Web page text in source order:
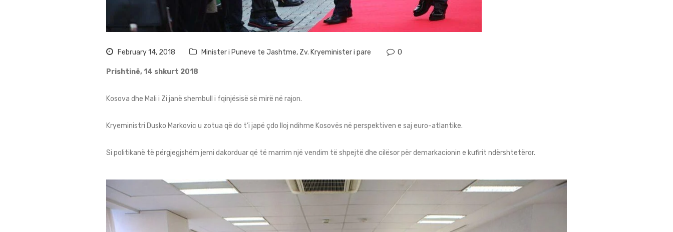
February 14, 2018 Minister i Puneve te Jashtme, Zv. Kryeminister i pare 0
Prishtinë, 14 shkurt 2018
Kosova dhe Mali i Zi janë shembull i fqinjësisë së mirë në rajon.
Kryeministri Dusko Markovic u zotua që do t’i japë çdo lloj ndihme Kosovës në perspektiven e saj euro-atlantike.
Si politikanë të përgjegjshëm jemi dakorduar që të marrim një vendim të shpejtë dhe cilësor për demarkacionin e kufirit ndërshtetëror.